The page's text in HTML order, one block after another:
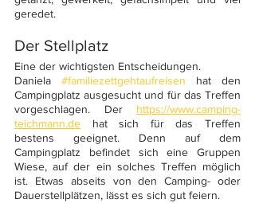
geredet.
Der Stellplatz
Eine der wichtigsten Entscheidungen.
Daniela #familiezettgehtaufreisen hat den
Campingplatz ausgesucht und für das Treffen
vorgeschlagen. Der https://www.camping-
teichmann.de hat sich für das Treffen
bestens geeignet. Denn auf dem
Campingplatz befindet sich eine Gruppen
Wiese, auf der ein solches Treffen möglich
ist. Etwas abseits von den Camping- oder
Dauerstellplätzen, lässt es sich gut feiern.